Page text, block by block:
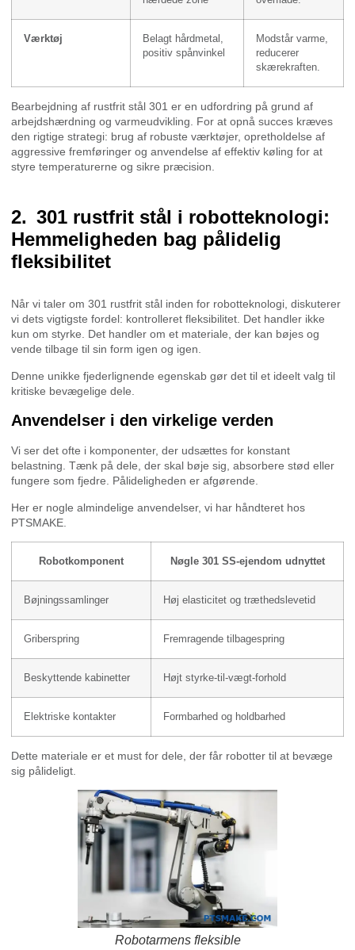
Værktøj
Belagt hårdmetal,
positiv spånvinkel
Modstår varme,
reducerer
skærekraften.
Bearbejdning af rustfrit stål 301 er en udfordring på grund af
arbejdshærdning og varmeudvikling. For at opnå succes kræves
den rigtige strategi: brug af robuste værktøjer, opretholdelse af
aggressive fremføringer og anvendelse af effektiv køling for at
styre temperaturerne og sikre præcision.
301 rustfrit stål i robotteknologi:
Hemmeligheden bag pålidelig
fleksibilitet
Når vi taler om 301 rustfrit stål inden for robotteknologi, diskuterer
vi dets vigtigste fordel: kontrolleret fleksibilitet. Det handler ikke
kun om styrke. Det handler om et materiale, der kan bøjes og
vende tilbage til sin form igen og igen.
Denne unikke fjederlignende egenskab gør det til et ideelt valg til
kritiske bevægelige dele.
Anvendelser i den virkelige verden
Vi ser det ofte i komponenter, der udsættes for konstant
belastning. Tænk på dele, der skal bøje sig, absorbere stød eller
fungere som fjedre. Pålideligheden er afgørende.
Her er nogle almindelige anvendelser, vi har håndteret hos
PTSMAKE.
Robotkomponent Nøgle 301 SS-ejendom udnyttet
Bøjningssamlinger Høj elasticitet og træthedslevetid
Griberspring Fremragende tilbagespring
Beskyttende kabinetter Højt styrke-til-vægt-forhold
Elektriske kontakter Formbarhed og holdbarhed
Dette materiale er et must for dele, der får robotter til at bevæge
sig pålideligt.
Robotarmens fleksible